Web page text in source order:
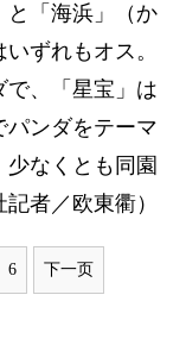
と「海浜」（か
ずれもオス。
で、「星宝」は
パンダをテーマ
なくとも同園
者／欧東衢）
6 下一页